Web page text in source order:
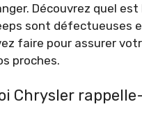
Découvrez quel est
sont défectueuses
faire pour assurer
proches.
Chrysler